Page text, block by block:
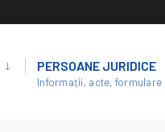
PERSOANE JURIDICE
Informații, acte, formulare